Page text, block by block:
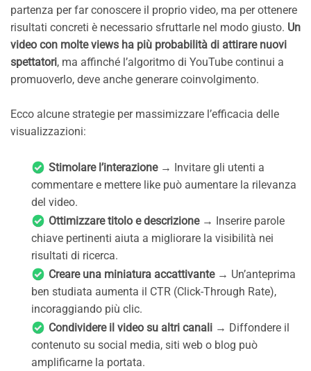
partenza per far conoscere il proprio video, ma per ottenere
risultati concreti è necessario sfruttarle nel modo giusto. Un
video con molte views ha più probabilità di attirare nuovi
spettatori, ma affinché l’algoritmo di YouTube continui a
promuoverlo, deve anche generare coinvolgimento.
Ecco alcune strategie per massimizzare l’efficacia delle
visualizzazioni:
Stimolare l’interazione→ Invitare gli utenti a
commentare e mettere like può aumentare la rilevanza
del video.
Ottimizzare titolo e descrizione→ Inserire parole
chiave pertinenti aiuta a migliorare la visibilità nei
risultati di ricerca.
Creare una miniatura accattivante→ Un’anteprima
ben studiata aumenta il CTR (Click-Through Rate),
incoraggiando più clic.
Condividere il video su altri canali → Diffondere il
contenuto su social media, siti web o blog può
amplificarne la portata.